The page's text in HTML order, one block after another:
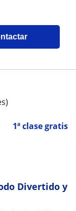
1ª clase gratis
Divertido y